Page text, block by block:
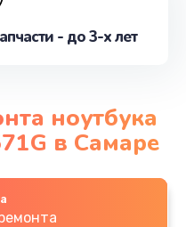
- до 3-х лет
ноутбука
в Самаре